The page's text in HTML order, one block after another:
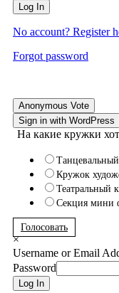
Log In
No account? Register
Forgot password
Anonymous Vote
Sign in with WordPress
На какие кружки
Кружок
Театральный
Секция мини
Голосовать
×
Username or Email
Password
Log In